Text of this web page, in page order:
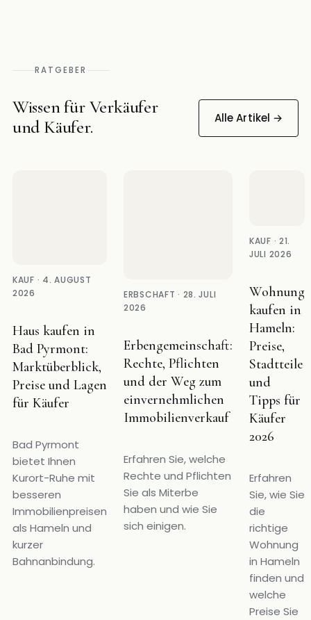
RATGEBER
Wissen für Verkäufer
und Käufer.
Alle Artikel →
KAUF · 4. AUGUST
2026
Haus kaufen in
Bad Pyrmont:
Marktüberblick,
Preise und Lagen
für Käufer
Bad Pyrmont
bietet Ihnen
Kurort-Ruhe mit
besseren
Immobilienpreisen
als Hameln und
kurzer
Bahnanbindung.
ERBSCHAFT · 28. JULI
2026
Erbengemeinschaft:
Rechte, Pflichten
und der Weg zum
einvernehmlichen
Immobilienverkauf
Erfahren Sie, welche
Rechte und Pflichten
Sie als Miterbe
haben und wie Sie
sich einigen.
KAUF · 21.
JULI 2026
Wohnung
kaufen in
Hameln:
Preise,
Stadtteile
und
Tipps für
Käufer
2026
Erfahren
Sie, wie Sie
die
richtige
Wohnung
in Hameln
finden und
welche
Preise Sie